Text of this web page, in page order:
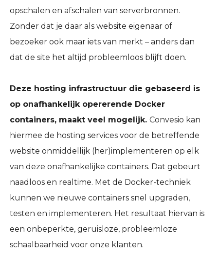
opschalen en afschalen van serverbronnen.
Zonder dat je daar als website eigenaar of
bezoeker ook maar iets van merkt – anders dan
dat de site het altijd probleemloos blijft doen.
Deze hosting infrastructuur die gebaseerd is
op onafhankelijk opererende Docker
containers, maakt veel mogelijk. Convesio kan
hiermee de hosting services voor de betreffende
website onmiddellijk (her)implementeren op elk
van deze onafhankelijke containers. Dat gebeurt
naadloos en realtime. Met de Docker-techniek
kunnen we nieuwe containers snel upgraden,
testen en implementeren. Het resultaat hiervan is
een onbeperkte, geruisloze, probleemloze
schaalbaarheid voor onze klanten.